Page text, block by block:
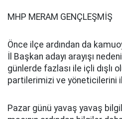
MHP MERAM GENÇLEŞMİŞ
Önce ilçe ardından da
İl Başkan adayı arayışı
günlerde fazlası ile içli dışlı
partilerimizi ve yöneticilerini
Pazar günü yavaş yavaş